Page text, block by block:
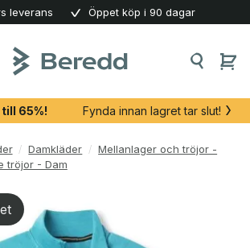
leverans Öppet köp i 90 dagar
65%! Fynda innan lagret tar slut!
/ Damkläder / Mellanlager och tröjor -
tröjor - Dam